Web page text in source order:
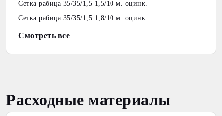
Сетка рабица 35/35/1,5 1,5/10 м. оцинк.
Сетка рабица 35/35/1,5 1,8/10 м. оцинк.
Смотреть все
Расходные материалы